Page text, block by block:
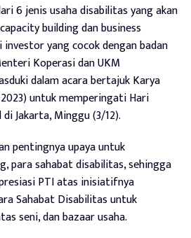
6 jenis usaha disabilitas yang akan
building dan business
yang cocok dengan badan
Koperasi dan UKM
dalam acara bertajuk Karya
untuk memperingati Hari
Jakarta, Minggu (3/12).
pentingnya upaya untuk
para sahabat disabilitas, sehingga
PTI atas inisiatifnya
Sahabat Disabilitas untuk
seni, dan bazaar usaha.